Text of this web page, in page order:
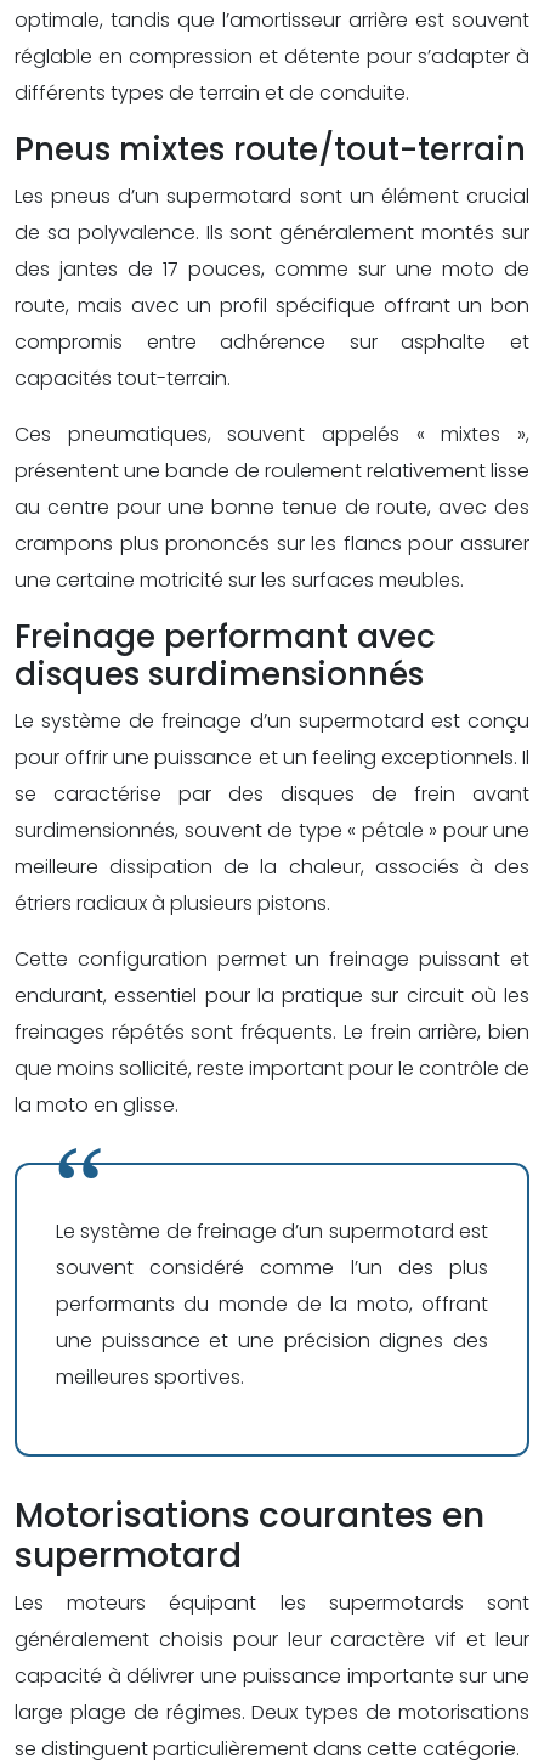
optimale, tandis que l’amortisseur arrière est souvent
réglable en compression et détente pour s’adapter à
différents types de terrain et de conduite.
Pneus mixtes route/tout-terrain
Les pneus d’un supermotard sont un élément crucial
de sa polyvalence. Ils sont généralement montés sur
des jantes de 17 pouces, comme sur une moto de
route, mais avec un profil spécifique offrant un bon
compromis entre adhérence sur asphalte et
capacités tout-terrain.
Ces pneumatiques, souvent appelés « mixtes »,
présentent une bande de roulement relativement lisse
au centre pour une bonne tenue de route, avec des
crampons plus prononcés sur les flancs pour assurer
une certaine motricité sur les surfaces meubles.
Freinage performant avec
disques surdimensionnés
Le système de freinage d’un supermotard est conçu
pour offrir une puissance et un feeling exceptionnels. Il
se caractérise par des disques de frein avant
surdimensionnés, souvent de type « pétale » pour une
meilleure dissipation de la chaleur, associés à des
étriers radiaux à plusieurs pistons.
Cette configuration permet un freinage puissant et
endurant, essentiel pour la pratique sur circuit où les
freinages répétés sont fréquents. Le frein arrière, bien
que moins sollicité, reste important pour le contrôle de
la moto en glisse.
Le système de freinage d’un supermotard est
souvent considéré comme l’un des plus
performants du monde de la moto, offrant
une puissance et une précision dignes des
meilleures sportives.
Motorisations courantes en
supermotard
Les moteurs équipant les supermotards sont
généralement choisis pour leur caractère vif et leur
capacité à délivrer une puissance importante sur une
large plage de régimes. Deux types de motorisations
se distinguent particulièrement dans cette catégorie.